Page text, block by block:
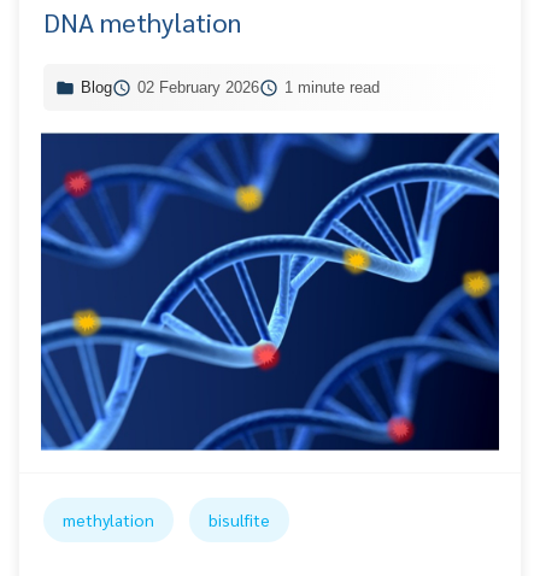
DNA methylation
Blog 02 February 2026 1 minute read
methylation bisulfite